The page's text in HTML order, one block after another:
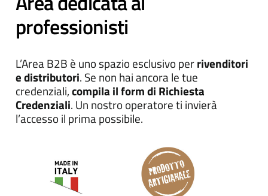
professionisti
L’Area B2B è uno spazio esclusivo perrivenditori
e distributori. Se non hai ancora le tue
credenziali,compila il form di Richiesta
Credenziali. Un nostro operatore ti invierà
l’accesso il prima possibile.